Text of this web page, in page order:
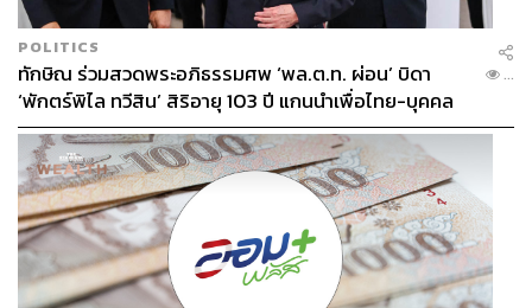
POLITICS
ทักษิณ ร่วมสวดพระอภิธรรมศพ ‘พล.ต.ท. ผ่อน’ บิดา
‘พักตร์พิไล ทวีสิน’ สิริอายุ 103 ปี แกนนำเพื่อไทย-บุคคล
หลากวงการร่วมอาลัย
...